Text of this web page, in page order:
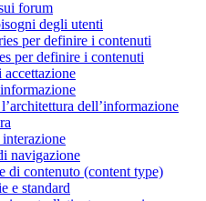
forum
degli utenti
per definire i contenuti
per definire i contenuti
dell’informazione
navigazione
di contenuto (content type)
e standard